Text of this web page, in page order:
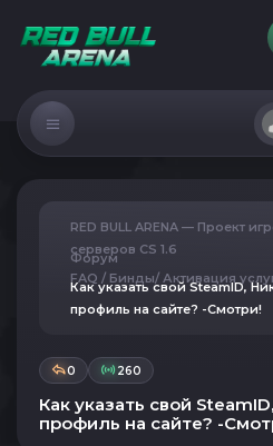
RED BULL ARENA — Проект
серверов CS 1.6
Форум
FAQ / Бинды/ Активация
Как указать свой SteamID,
профиль на сайте? -Смотри!
0 260
Как указать свой
профиль на сайте? -